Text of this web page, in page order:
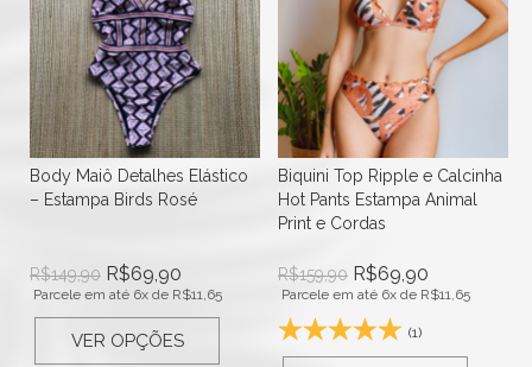
Body Maiô Detalhes Elástico
– Estampa Birds Rosé
R$149,90 R$69,90
Parcele em até 6x de R$11,65
VER OPÇÕES
Biquini Top Ripple e Calcinha
Hot Pants Estampa Animal
Print e Cordas
R$159,90 R$69,90
Parcele em até 6x de R$11,65
(1)